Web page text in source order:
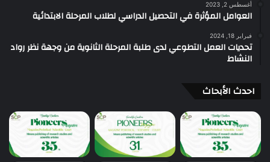
أغسطس 2, 2023
العوامل المؤثرة في التحصيل الدراسي لطلاب المرحلة الابتدائية
فبراير 18, 2024
تحديات العمل التطوعي لدى طلبة المرحلة الثانوية من وجهة نظر رواد
النشاط
احدث الأبحاث